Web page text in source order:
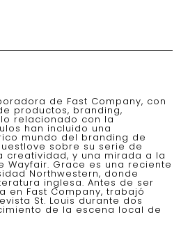
de Fast Company, con
productos, branding,
relacionado con la
han incluido una
mundo del branding de
sobre su serie de
creatividad, y una mirada a la
Wayfair. Grace es una reciente
Northwestern, donde
inglesa. Antes de ser
en Fast Company, trabajó
St. Louis durante dos
de la escena local de